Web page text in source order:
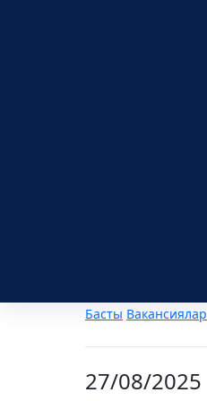
Басты Вакансиялар
27/08/2025